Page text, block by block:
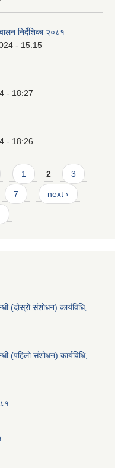
निर्देशिका २०८१
- 15:15
- 18:27
- 18:26
1 2 3
7 next ›
(दोस्रो संशोधन) कार्यविधि‚
(पहिलो संशोधन) कार्यविधि‚